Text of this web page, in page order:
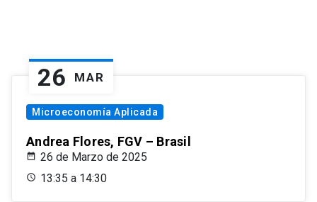
26 MAR
Microeconomía Aplicada
Andrea Flores, FGV – Brasil
26 de Marzo de 2025
13:35 a 14:30